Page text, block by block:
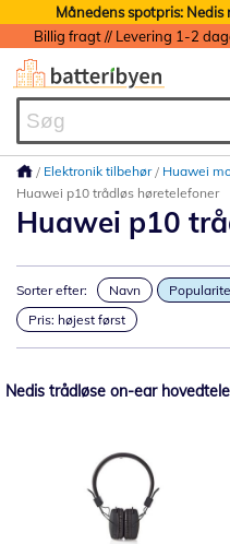
Månedens spotpris:
Elektronik tilbehør Huawei
Huawei p10 trådløs høretelefoner
Huawei p10
Sorter efter: Navn
Pris: højest først
Nedis trådløse on-ear